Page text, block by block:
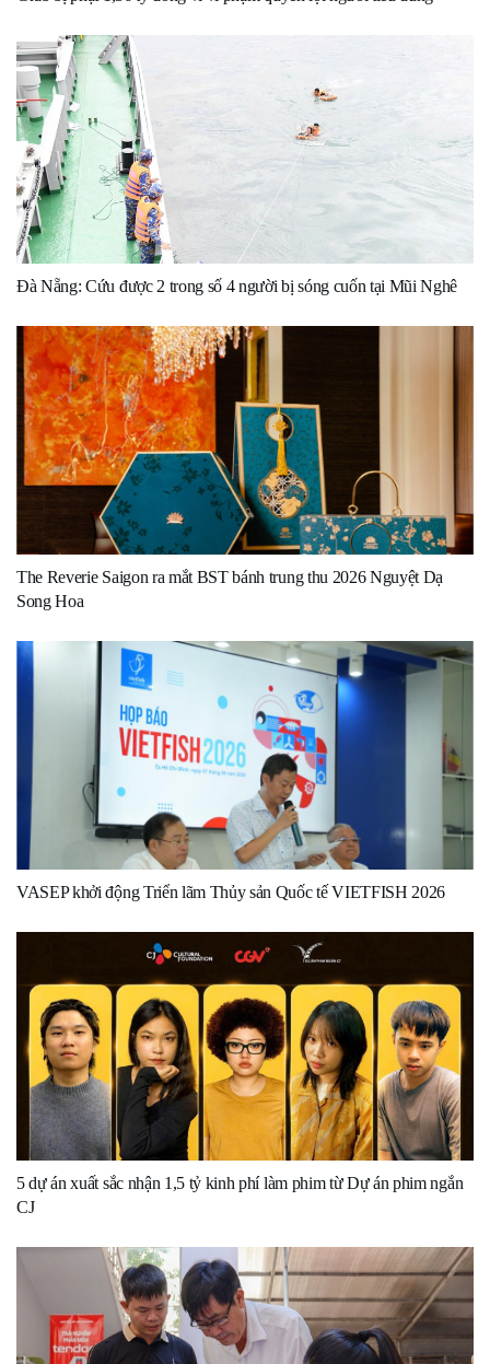
Đà Nẵng: Cứu được 2 trong số 4 người bị sóng cuốn tại Mũi Nghê
The Reverie Saigon ra mắt BST bánh trung thu 2026 Nguyệt Dạ
Song Hoa
VASEP khởi động Triển lãm Thủy sản Quốc tế VIETFISH 2026
5 dự án xuất sắc nhận 1,5 tỷ kinh phí làm phim từ Dự án phim ngắn
CJ